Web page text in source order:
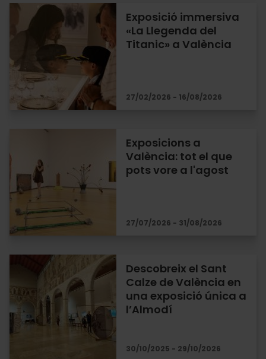
Exposició immersiva
«La Llegenda del
Titanic» a València
27/02/2026 - 16/08/2026
Exposicions a
València: tot el que
pots vore a l'agost
27/07/2026 - 31/08/2026
Descobreix el Sant
Calze de València en
una exposició única a
l’Almodí
30/10/2025 - 29/10/2026